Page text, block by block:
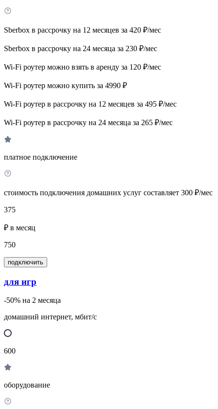
Sberbox в рассрочку на 12 месяцев за 420 ₽/мес
Sberbox в рассрочку на 24 месяца за 230 ₽/мес
Wi-Fi роутер можно взять в аренду за 120 ₽/мес
Wi-Fi роутер можно купить за 4990 ₽
Wi-Fi роутер в рассрочку на 12 месяцев за 495 ₽/мес
Wi-Fi роутер в рассрочку на 24 месяца за 265 ₽/мес
платное подключение
стоимость подключения домашних услуг составляет 300 ₽/мес
375
₽ в месяц
750
подключить
для игр
-50% на 2 месяца
домашний интернет, мбит/с
600
оборудование